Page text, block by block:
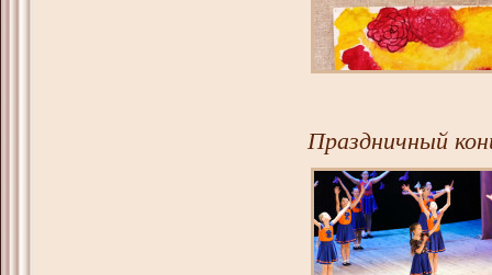
Праздничный